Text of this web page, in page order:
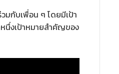
มกับเพื่อน ๆ โดยมีเป้า
นึ่งเป้าหมายสำคัญของ